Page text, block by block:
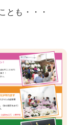
とも・・・